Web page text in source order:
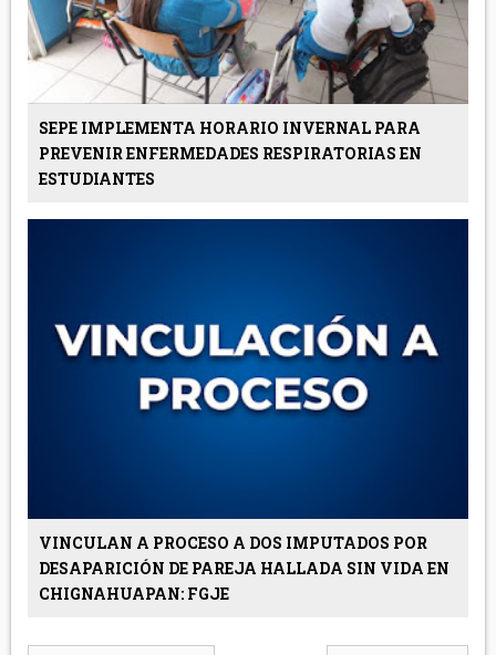
SEPE IMPLEMENTA HORARIO INVERNAL PARA
PREVENIR ENFERMEDADES RESPIRATORIAS EN
ESTUDIANTES
VINCULAN A PROCESO A DOS IMPUTADOS POR
DESAPARICIÓN DE PAREJA HALLADA SIN VIDA EN
CHIGNAHUAPAN: FGJE